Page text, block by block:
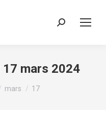
Recherche
17 mars 2024
mars 17